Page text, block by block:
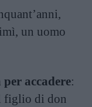
un uomo
accadere:
figlio di don